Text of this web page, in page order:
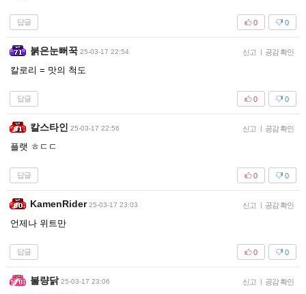
답글 0
0
붉은눈뻐꾹 25-03-17 22:54 신고 공감 확인
칼로리 = 맛의 척도
답글 0
0
칼스타인 25-03-17 22:56 신고 공감 확인
플랫 ㅎㄷㄷ
답글 0
0
KamenRider 25-03-17 23:03 신고 공감 확인
언제나 위트만
답글 0
0
불량닭 25-03-17 23:06 신고 공감 확인